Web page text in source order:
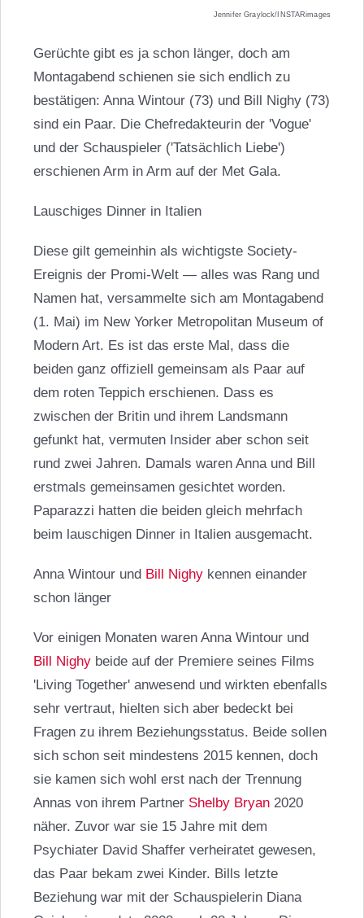
Jennifer Graylock/INSTARimages
Gerüchte gibt es ja schon länger, doch am
Montagabend schienen sie sich endlich zu
bestätigen: Anna Wintour (73) und Bill Nighy (73)
sind ein Paar. Die Chefredakteurin der 'Vogue'
und der Schauspieler ('Tatsächlich Liebe')
erschienen Arm in Arm auf der Met Gala.
Lauschiges Dinner in Italien
Diese gilt gemeinhin als wichtigste Society-
Ereignis der Promi-Welt — alles was Rang und
Namen hat, versammelte sich am Montagabend
(1. Mai) im New Yorker Metropolitan Museum of
Modern Art. Es ist das erste Mal, dass die
beiden ganz offiziell gemeinsam als Paar auf
dem roten Teppich erschienen. Dass es
zwischen der Britin und ihrem Landsmann
gefunkt hat, vermuten Insider aber schon seit
rund zwei Jahren. Damals waren Anna und Bill
erstmals gemeinsamen gesichtet worden.
Paparazzi hatten die beiden gleich mehrfach
beim lauschigen Dinner in Italien ausgemacht.
Anna Wintour und Bill Nighykennen einander
schon länger
Vor einigen Monaten waren Anna Wintour und
Bill Nighybeide auf der Premiere seines Films
'Living Together' anwesend und wirkten ebenfalls
sehr vertraut, hielten sich aber bedeckt bei
Fragen zu ihrem Beziehungsstatus. Beide sollen
sich schon seit mindestens 2015 kennen, doch
sie kamen sich wohl erst nach der Trennung
Annas von ihrem Partner Shelby Bryan2020
näher. Zuvor war sie 15 Jahre mit dem
Psychiater David Shaffer verheiratet gewesen,
das Paar bekam zwei Kinder. Bills letzte
Beziehung war mit der Schauspielerin Diana